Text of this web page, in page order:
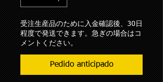
受注生産品のために入金確認後、30日
程度で発送できます。急ぎの場合はコ
メントください。
Pedido anticipado